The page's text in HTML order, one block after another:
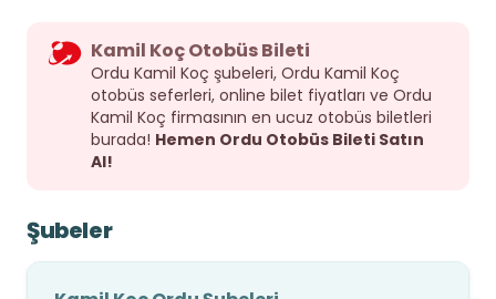
Kamil Koç Otobüs Bileti
Ordu Kamil Koç şubeleri, Ordu Kamil Koç
otobüs seferleri, online bilet fiyatları ve Ordu
Kamil Koç firmasının en ucuz otobüs biletleri
burada! Hemen Ordu Otobüs Bileti Satın
Al!
Şubeler